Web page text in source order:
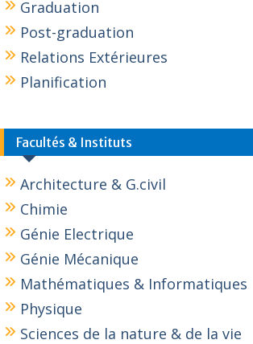
Graduation
Post-graduation
Relations Extérieures
Planification
Facultés & Instituts
Architecture & G.civil
Chimie
Génie Electrique
Génie Mécanique
Mathématiques & Informatiques
Physique
Sciences de la nature & de la vie